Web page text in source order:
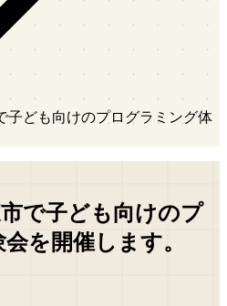
子ども向けのプログラミング体
市で子ども向けのプ
を開催します。